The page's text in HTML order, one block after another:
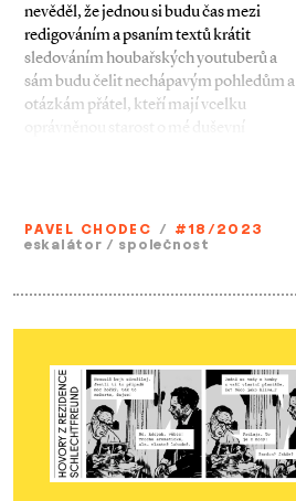
nevěděl, že jednou si budu čas mezi
redigováním a psaním textů krátit
sledováním houbařských youtuberů a
sám budu čelit nechápavým pohledům a
otázkám přátel, kteří mají vcelku
oprávněnou starost o mé duševní
PAVEL CHODEC / #18/2023
eskalátor / společnost